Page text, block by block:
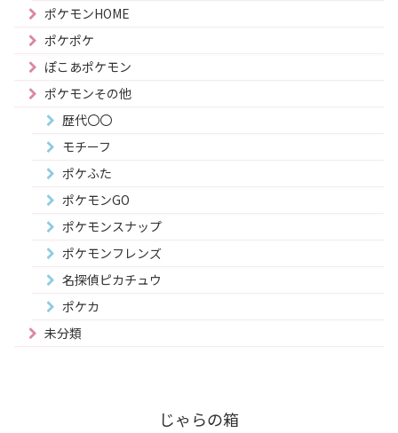
ポケモンHOME
ポケポケ
ぽこあポケモン
ポケモンその他
歴代〇〇
モチーフ
ポケふた
ポケモンGO
ポケモンスナップ
ポケモンフレンズ
名探偵ピカチュウ
ポケカ
未分類
じゃらの箱